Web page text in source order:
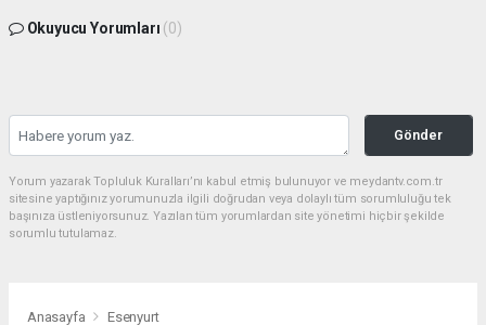
Okuyucu Yorumları (0)
Gönder
Yorum yazarak Topluluk Kuralları’nı kabul etmiş bulunuyor ve meydantv.com.tr
sitesine yaptığınız yorumunuzla ilgili doğrudan veya dolaylı tüm sorumluluğu tek
başınıza üstleniyorsunuz. Yazılan tüm yorumlardan site yönetimi hiçbir şekilde
sorumlu tutulamaz.
Anasayfa Esenyurt